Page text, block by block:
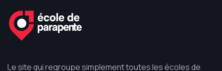
Le site qui regroupe simplement toutes les écoles de